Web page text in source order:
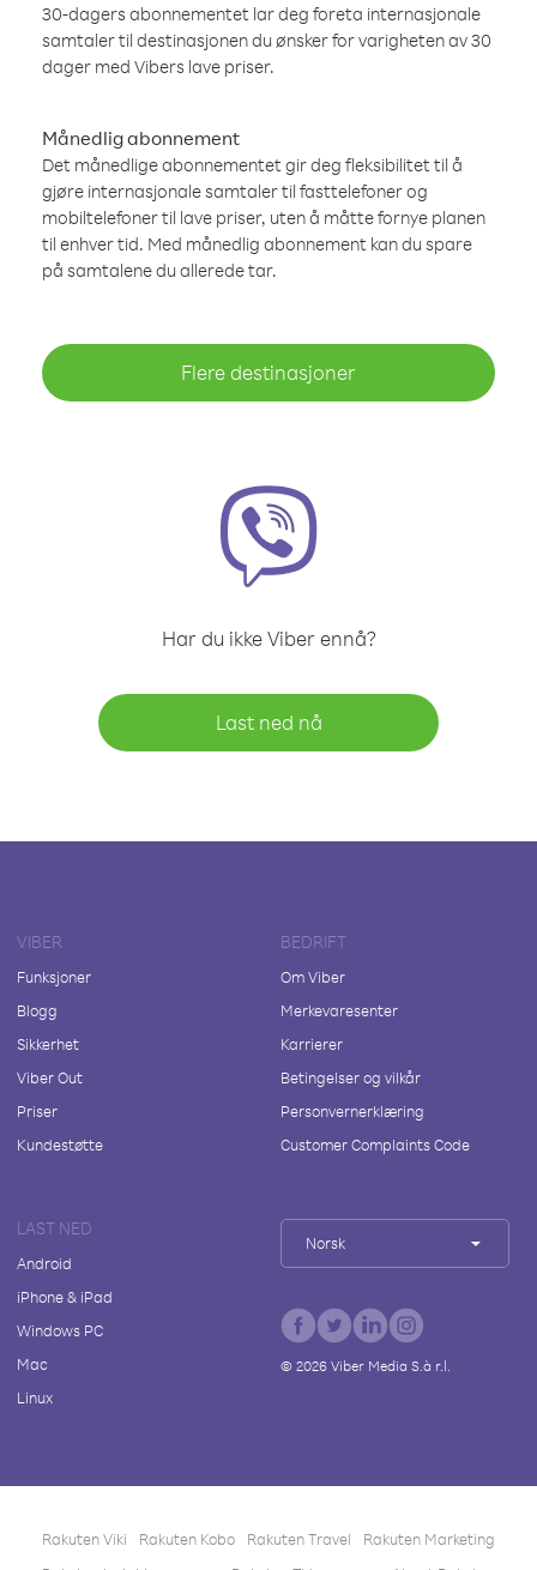
30-dagers abonnementet lar deg foreta internasjonale
samtaler til destinasjonen du ønsker for varigheten av 30
dager med Vibers lave priser.
Månedlig abonnement
Det månedlige abonnementet gir deg fleksibilitet til å
gjøre internasjonale samtaler til fasttelefoner og
mobiltelefoner til lave priser, uten å måtte fornye planen
til enhver tid. Med månedlig abonnement kan du spare
på samtalene du allerede tar.
Flere destinasjoner
Har du ikke Viber ennå?
Last ned nå
VIBER
Funksjoner
Blogg
Sikkerhet
Viber Out
Priser
Kundestøtte
BEDRIFT
Om Viber
Merkevaresenter
Karrierer
Betingelser og vilkår
Personvernerklæring
Customer Complaints Code
LAST NED
Android
iPhone & iPad
Windows PC
Mac
Linux
Norsk
© 2026Viber Media S.à r.l.
Rakuten Viki Rakuten Kobo Rakuten Travel
Rakuten Marketing